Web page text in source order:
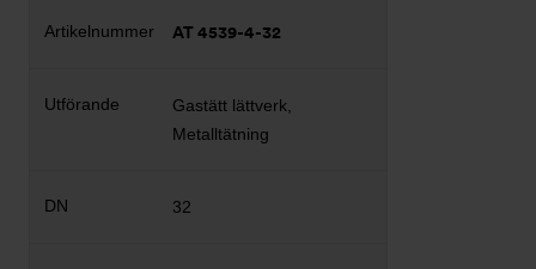
AT 4539-4-32
Gastätt lättverk,
Metalltätning
32